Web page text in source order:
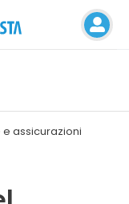
assicurazioni